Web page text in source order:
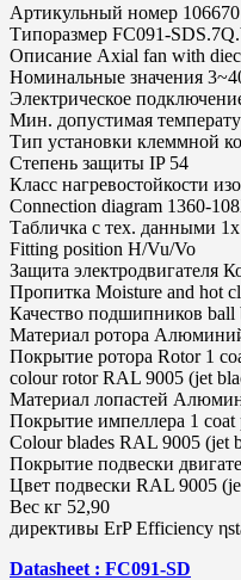
Артикульный номер 106670
Типоразмер FC091-
Описание Axial fan with
Номинальные значения
Электрическое
Мин. допустимая
Тип установки клеммной
Степень защиты IP 54
Класс нагревостойкости
Connection diagram 1360-
Табличка с тех. данными
Fitting position H/Vu/Vo
Защита электродвигателя
Пропитка Moisture and hot
Качество подшипников ball
Материал ротора
Покрытие ротора Rotor 1
colour rotor RAL 9005 (jet
Материал лопастей
Покрытие импеллера 1 coat
Colour blades RAL 9005 (jet
Покрытие подвески
Цвет подвески RAL 9005
Вес кг 52,90
директивы ErP Efficiency
Datasheet : FC091-SD